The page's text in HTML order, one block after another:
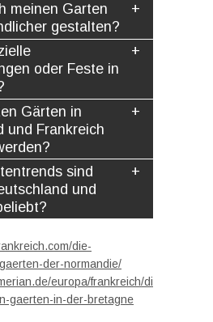
meinen Garten
gestalten?
oder Feste in
Gärten in
und Frankreich
sind
und
die-
der-normandie/
europa/frankreich/di
gaerten-in-der-bretagne